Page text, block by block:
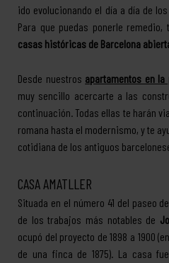
ido evolucionando el día a día de
Para que puedas ponerle
casas históricas de Barcelona
Desde nuestros apartamentos en la
muy sencillo acercarte a las
continuación. Todas ellas te harán
romana hasta el modernismo, y te
cotidiana de los antiguos
CASA AMATLLER
Situada en el número 41 del paseo
de los trabajos más notables de
ocupó del proyecto de 1898 a 1900
de una finca de 1875). La casa